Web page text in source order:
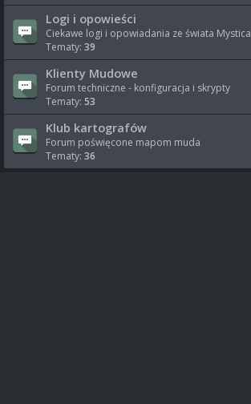
Logi i opowieści
Ciekawe logi i opowiadania ze świata Mystica
Tematy: 39
Klienty Mudowe
Forum techniczne - konfiguracja i skrypty
Tematy: 53
Klub kartografów
Forum poświęcone mapom muda
Tematy: 36